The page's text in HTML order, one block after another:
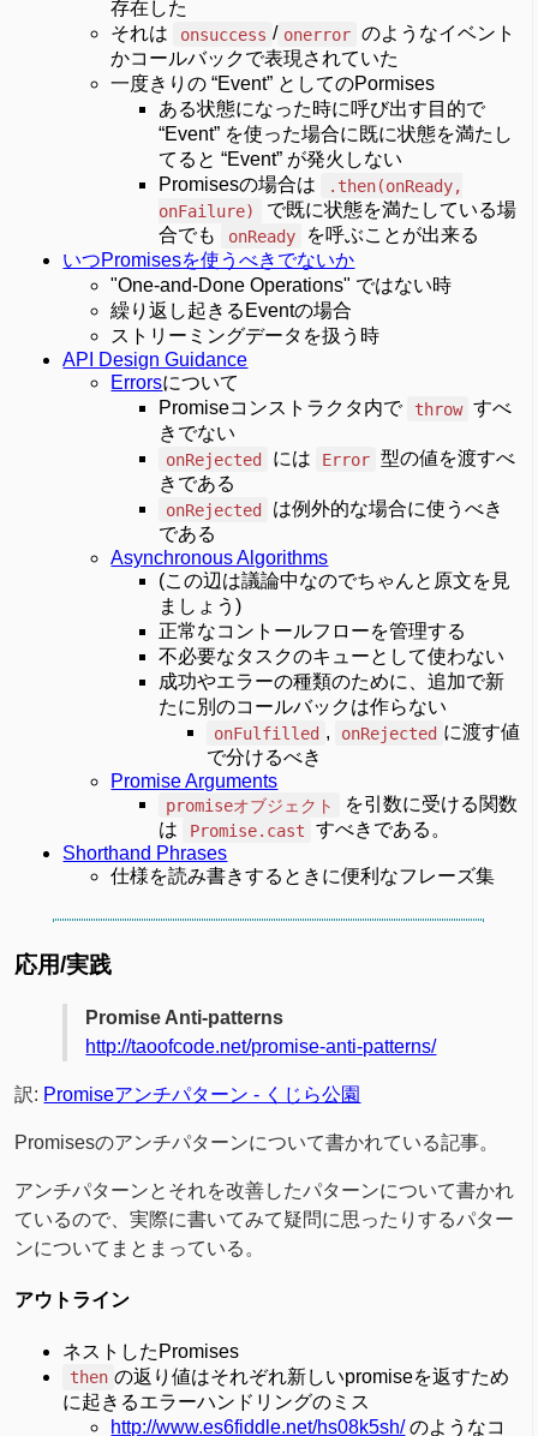
存在した
それは
onsuccess / onerror のようなイベント
かコールバックで表現されていた
一度きりの “Event” としてのPormises
ある状態になった時に呼び出す目的で
“Event” を使った場合に既に状態を満たし
てると “Event” が発火しない
Promisesの場合は
.then(onReady,
onFailure)
で既に状態を満たしている場
合でも
onReady
を呼ぶことが出来る
いつPromisesを使うべきでないか
"One-and-Done Operations" ではない時
繰り返し起きるEventの場合
ストリーミングデータを扱う時
API Design Guidance
Errorsについて
Promiseコンストラクタ内で
throw すべ
きでない
onRejected には Error 型の値を渡すべ
きである
onRejected
は例外的な場合に使うべき
である
Asynchronous Algorithms
(この辺は議論中なのでちゃんと原文を見
ましょう)
正常なコントールフローを管理する
不必要なタスクのキューとして使わない
成功やエラーの種類のために、追加で新
たに別のコールバックは作らない
onFulfilled , onRejected に渡す値
で分けるべき
Promise Arguments
promiseオブジェクト
を引数に受ける関数
は
Promise.cast
すべきである。
Shorthand Phrases
仕様を読み書きするときに便利なフレーズ集
応用/実践
Promise Anti-patterns
http://taoofcode.net/promise-anti-patterns/
訳: Promiseアンチパターン - くじら公園
Promisesのアンチパターンについて書かれている記事。
アンチパターンとそれを改善したパターンについて書かれ
ているので、実際に書いてみて疑問に思ったりするパター
ンについてまとまっている。
アウトライン
ネストしたPromises
then の返り値はそれぞれ新しいpromiseを返すため
に起きるエラーハンドリングのミス
http://www.es6fiddle.net/hs08k5sh/のようなコ